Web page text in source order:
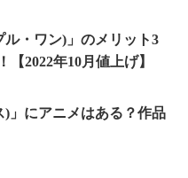
ル・ワン)」のメリット3
【2022年10月値上げ】
)」にアニメはある？作品